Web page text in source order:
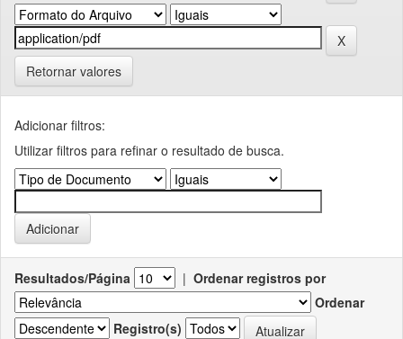
Retornar valores
Adicionar filtros:
Utilizar filtros para refinar o resultado de busca.
Resultados/Página | Ordenar registros por
Ordenar
Registro(s)